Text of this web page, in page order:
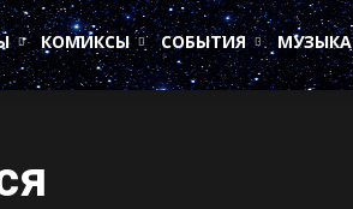
КОМИКСЫ СОБЫТИЯ МУЗЫКА